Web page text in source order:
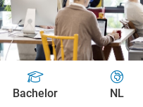
Bachelor NL